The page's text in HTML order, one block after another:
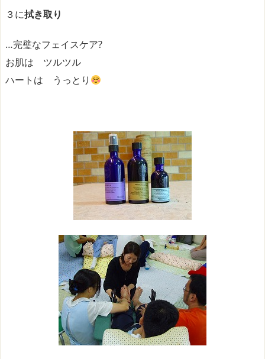
３に拭き取り
…完璧なフェイスケア?
お肌は ツルツル
ハートは うっとり